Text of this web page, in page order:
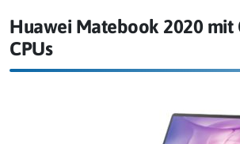
Huawei Matebook 2020 mit
CPUs